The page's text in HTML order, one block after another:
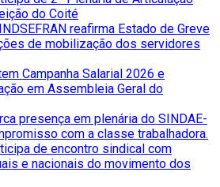
do Coité
reafirma Estado de Greve
de mobilização dos servidores
Campanha Salarial 2026 e
em Assembleia Geral do
presença em plenária do SINDAE-
com a classe trabalhadora.
de encontro sindical com
e nacionais do movimento dos